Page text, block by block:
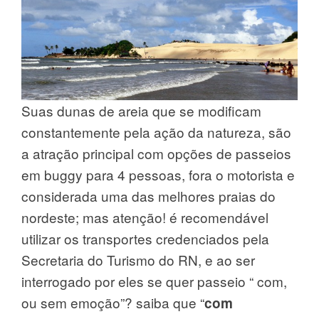
Suas dunas de areia que se modificam
constantemente pela ação da natureza, são
a atração principal com opções de passeios
em buggy para 4 pessoas, fora o motorista e
considerada uma das melhores praias do
nordeste; mas atenção! é recomendável
utilizar os transportes credenciados pela
Secretaria do Turismo do RN, e ao ser
interrogado por eles se quer passeio “ com,
ou sem emoção”? saiba que “com